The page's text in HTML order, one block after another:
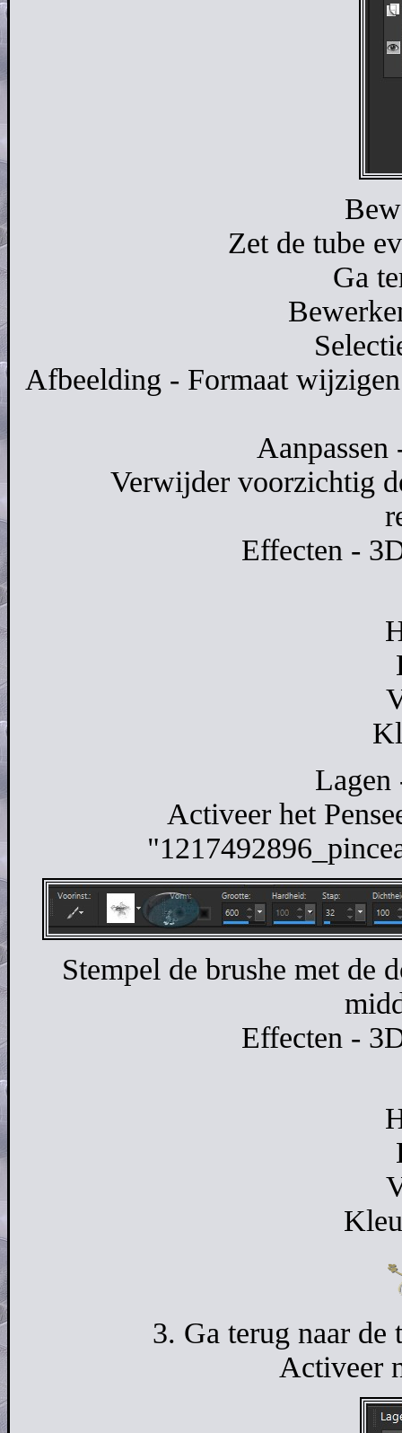
Zet de tube
Ga
Afbeelding - Formaat
Aanpassen
Verwijder voorzichtig
Effecten -
Lagen
Activeer het
Stempel de brushe met de
Effecten -
3. Ga terug naar
Activeer